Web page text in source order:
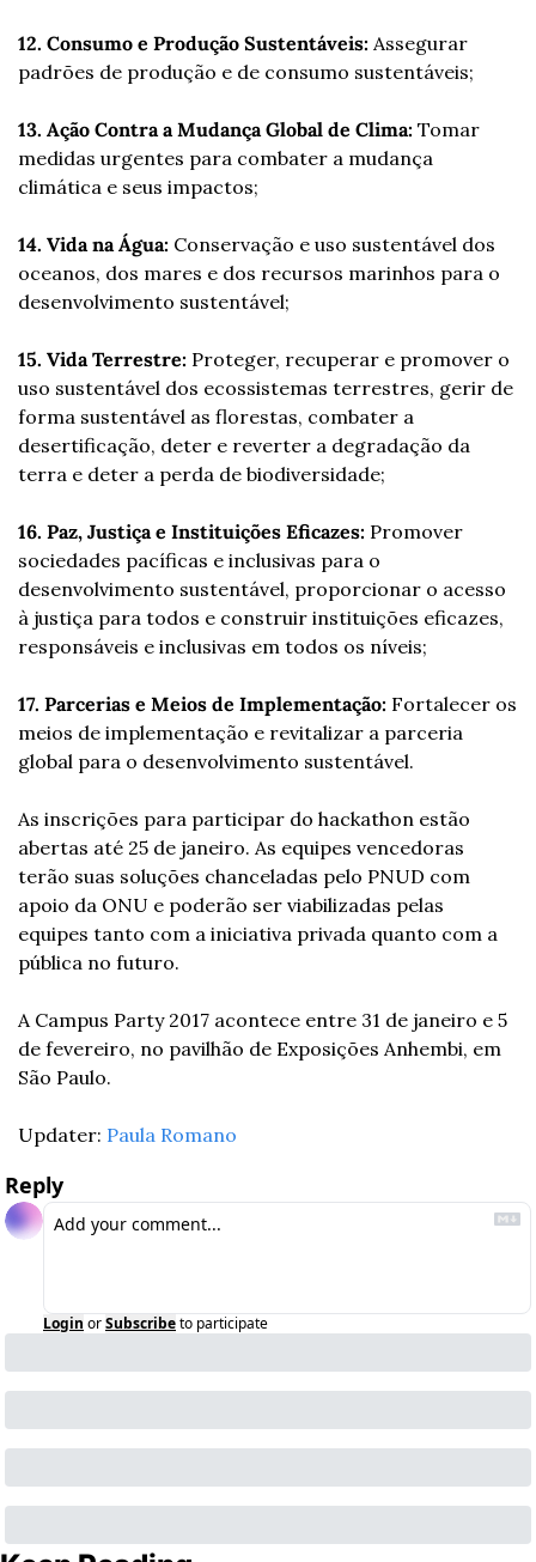
12. Consumo e Produção Sustentáveis: Assegurar
padrões de produção e de consumo sustentáveis;
13. Ação Contra a Mudança Global de Clima: Tomar
medidas urgentes para combater a mudança
climática e seus impactos;
14. Vida na Água: Conservação e uso sustentável dos
oceanos, dos mares e dos recursos marinhos para o
desenvolvimento sustentável;
15. Vida Terrestre: Proteger, recuperar e promover o
uso sustentável dos ecossistemas terrestres, gerir de
forma sustentável as florestas, combater a
desertificação, deter e reverter a degradação da
terra e deter a perda de biodiversidade;
16. Paz, Justiça e Instituições Eficazes: Promover
sociedades pacíficas e inclusivas para o
desenvolvimento sustentável, proporcionar o acesso
à justiça para todos e construir instituições eficazes,
responsáveis e inclusivas em todos os níveis;
17. Parcerias e Meios de Implementação: Fortalecer os
meios de implementação e revitalizar a parceria
global para o desenvolvimento sustentável.
As inscrições para participar do hackathon estão
abertas até 25 de janeiro. As equipes vencedoras
terão suas soluções chanceladas pelo PNUD com
apoio da ONU e poderão ser viabilizadas pelas
equipes tanto com a iniciativa privada quanto com a
pública no futuro.
A Campus Party 2017 acontece entre 31 de janeiro e 5
de fevereiro, no pavilhão de Exposições Anhembi, em
São Paulo.
Updater: Paula Romano
Reply
Login orSubscribeto participate